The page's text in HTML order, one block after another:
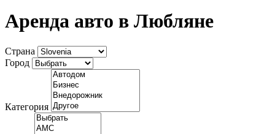
Аренда авто в Любляне
Страна
Город
Категория